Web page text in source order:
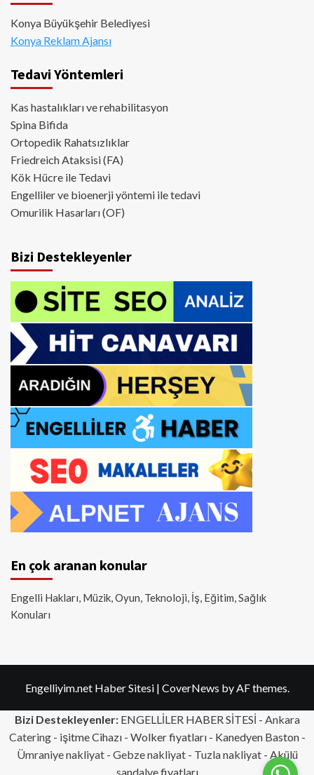
Konya Büyükşehir Belediyesi
Konya Reklam Ajansı
Tedavi Yöntemleri
Kas hastalıkları ve rehabilitasyon
Spina Bifida
Ortopedik Rahatsızlıklar
Friedreich Ataksisi (FA)
Kök Hücre ile Tedavi
Engelliler ve bioenerji yöntemi ile tedavi
Omurilik Hasarları (OF)
Bizi Destekleyenler
En çok aranan konular
Engelli Hakları, Müzik, Oyun, Teknoloji, İş, Eğitim, Sağlık
Konuları
Engelliyim.net Haber Sitesi | CoverNews by AF themes.
Bizi Destekleyenler:ENGELLİLER HABER SİTESİ - Ankara
Catering- işitme Cihazı - Wolker fiyatları - Kanedyen Baston -
Ümraniye nakliyat- Gebze nakliyat- Tuzla nakliyat- Akülü
sandalye fiyatları